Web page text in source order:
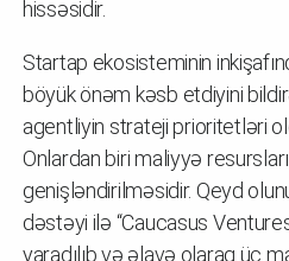
hissəsidir.
Startap ekosisteminin
böyük önəm kəsb etdiyini
agentliyin strateji prioritetləri
Onlardan biri maliyyə
genişləndirilməsidir. Qeyd
dəstəyi ilə “Caucasus
yaradılıb və əlavə olaraq üç